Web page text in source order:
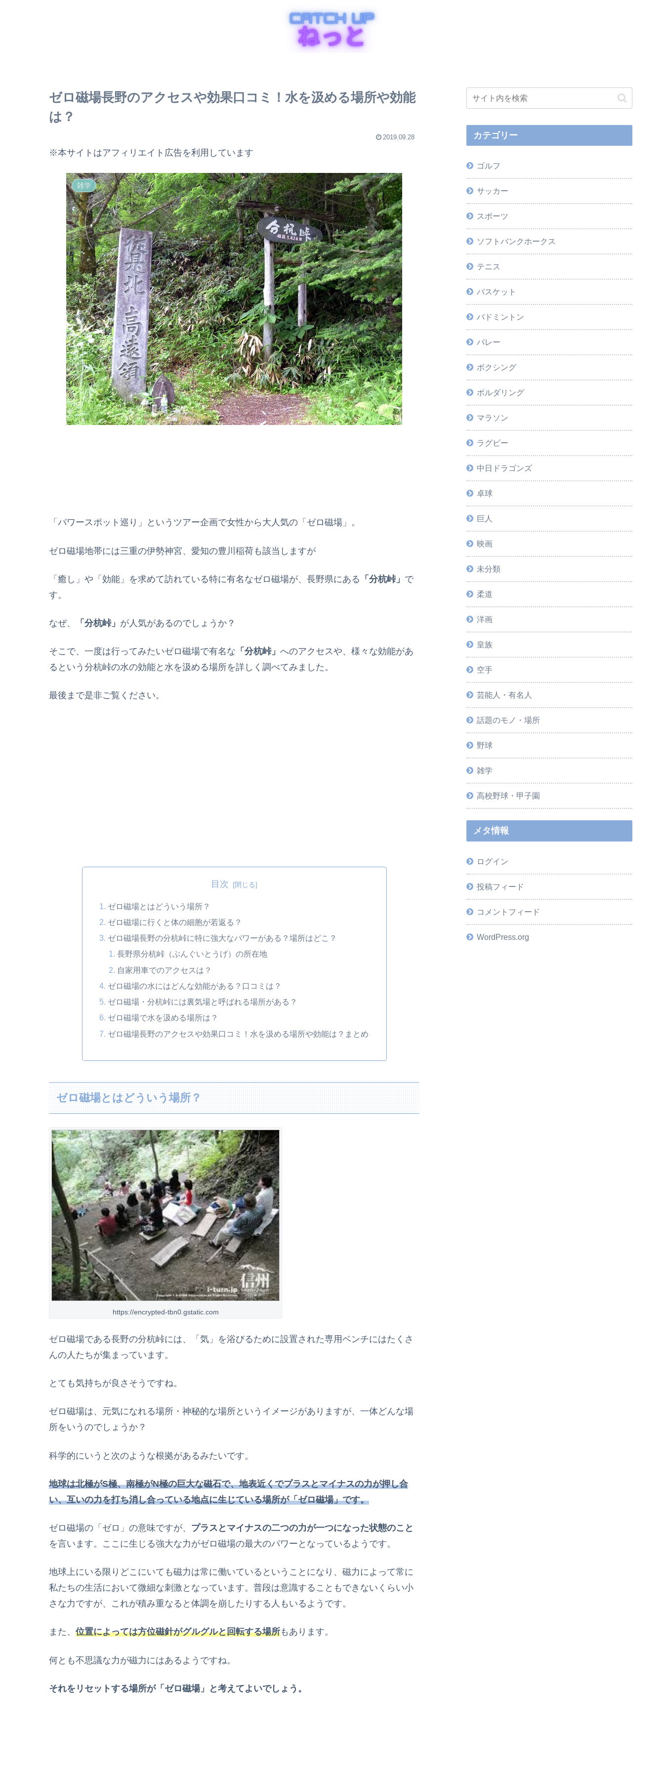
ゼロ磁場長野のアクセスや効果口コミ！水を汲める場所や効能
は？
2019.09.28
※本サイトはアフィリエイト広告を利用しています
雑学
「パワースポット巡り」というツアー企画で女性から大人気の「ゼロ磁場」。
ゼロ磁場地帯には三重の伊勢神宮、愛知の豊川稲荷も該当しますが
「癒し」や「効能」を求めて訪れている特に有名なゼロ磁場が、長野県にある 「分杭峠」 で
す。
なぜ、 「分杭峠」 が人気があるのでしょうか？
そこで、一度は行ってみたいゼロ磁場で有名な 「分杭峠」 へのアクセスや、様々な効能があ
るという分杭峠の水の効能と水を汲める場所を詳しく調べてみました。
最後まで是非ご覧ください。
目次
ゼロ磁場とはどういう場所？
ゼロ磁場に行くと体の細胞が若返る？
ゼロ磁場長野の分杭峠に特に強大なパワーがある？場所はどこ？
長野県分杭峠（ぶんぐいとうげ）の所在地
自家用車でのアクセスは？
ゼロ磁場の水にはどんな効能がある？口コミは？
ゼロ磁場・分杭峠には裏気場と呼ばれる場所がある？
ゼロ磁場で水を汲める場所は？
ゼロ磁場長野のアクセスや効果口コミ！水を汲める場所や効能は？まとめ
ゼロ磁場とはどういう場所？
https://encrypted-tbn0.gstatic.com
ゼロ磁場である長野の分杭峠には、「気」を浴びるために設置された専用ベンチにはたくさ
んの人たちが集まっています。
とても気持ちが良さそうですね。
ゼロ磁場は、元気になれる場所・神秘的な場所というイメージがありますが、一体どんな場
所をいうのでしょうか？
科学的にいうと次のような根拠があるみたいです。
地球は北極がS極、南極がN極の巨大な磁石で、地表近くでプラスとマイナスの力が押し合
い、互いの力を打ち消し合っている地点に生じている場所が「ゼロ磁場」です。
ゼロ磁場の「ゼロ」の意味ですが、 プラスとマイナスの二つの力が一つになった状態のこと
を言います。ここに生じる強大な力がゼロ磁場の最大のパワーとなっているようです。
地球上にいる限りどこにいても磁力は常に働いているということになり、磁力によって常に
私たちの生活において微細な刺激となっています。普段は意識することもできないくらい小
さな力ですが、これが積み重なると体調を崩したりする人もいるようです。
また、 位置によっては方位磁針がグルグルと回転する場所もあります。
何とも不思議な力が磁力にはあるようですね。
それをリセットする場所が「ゼロ磁場」と考えてよいでしょう。
カテゴリー
ゴルフ
サッカー
スポーツ
ソフトバンクホークス
テニス
バスケット
バドミントン
バレー
ボクシング
ボルダリング
マラソン
ラグビー
中日ドラゴンズ
卓球
巨人
映画
未分類
柔道
洋画
皇族
空手
芸能人・有名人
話題のモノ・場所
野球
雑学
高校野球・甲子園
メタ情報
ログイン
投稿フィード
コメントフィード
WordPress.org